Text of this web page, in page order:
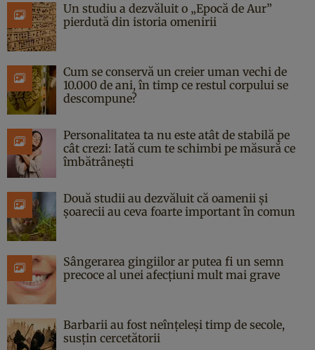
Un studiu a dezvăluit o „Epocă de Aur”
pierdută din istoria omenirii
Cum se conservă un creier uman vechi de
10.000 de ani, în timp ce restul corpului se
descompune?
Personalitatea ta nu este atât de stabilă pe
cât crezi: Iată cum te schimbi pe măsură ce
îmbătrânești
Două studii au dezvăluit că oamenii și
șoarecii au ceva foarte important în comun
Sângerarea gingiilor ar putea fi un semn
precoce al unei afecțiuni mult mai grave
Barbarii au fost neînțeleși timp de secole,
susțin cercetătorii